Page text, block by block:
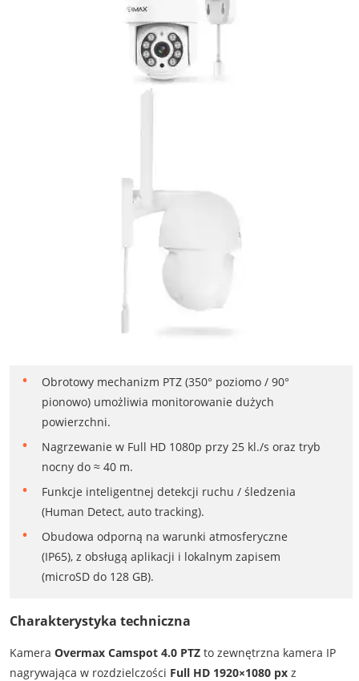
Obrotowy mechanizm PTZ (350° poziomo / 90°
pionowo) umożliwia monitorowanie dużych
powierzchni.
Nagrzewanie w Full HD 1080p przy 25 kl./s oraz tryb
nocny do ≈ 40 m.
Funkcje inteligentnej detekcji ruchu / śledzenia
(Human Detect, auto tracking).
Obudowa odporną na warunki atmosferyczne
(IP65), z obsługą aplikacji i lokalnym zapisem
(microSD do 128 GB).
Charakterystyka techniczna
Kamera Overmax Camspot 4.0 PTZto zewnętrzna kamera IP
nagrywająca w rozdzielczości Full HD 1920×1080 pxz